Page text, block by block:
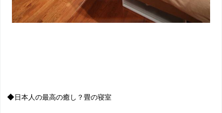
◆日本人の最高の癒し？畳の寝室